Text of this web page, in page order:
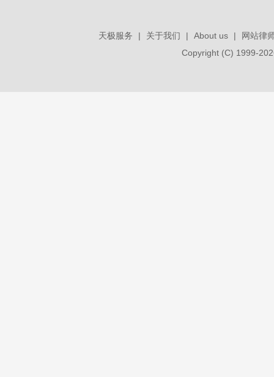
天极服务 | 关于我们 | About us |
网站律
Copyright (C) 1999-